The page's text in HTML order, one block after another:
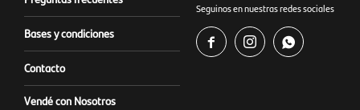
Bases y condiciones
Contacto
Vendé con Nosotros
Seguinos en nuestras redes sociales
  